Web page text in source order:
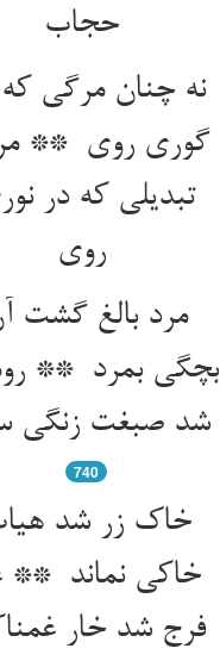
حجاب
نه چنان مرگی که
گوری روی **
تبدیلی که در
روی
مرد بالغ گشت
بچگی بمرد **
شد صبغت زنگی سترد
740
خاک زر شد
خاکی نماند **
فرج شد خار